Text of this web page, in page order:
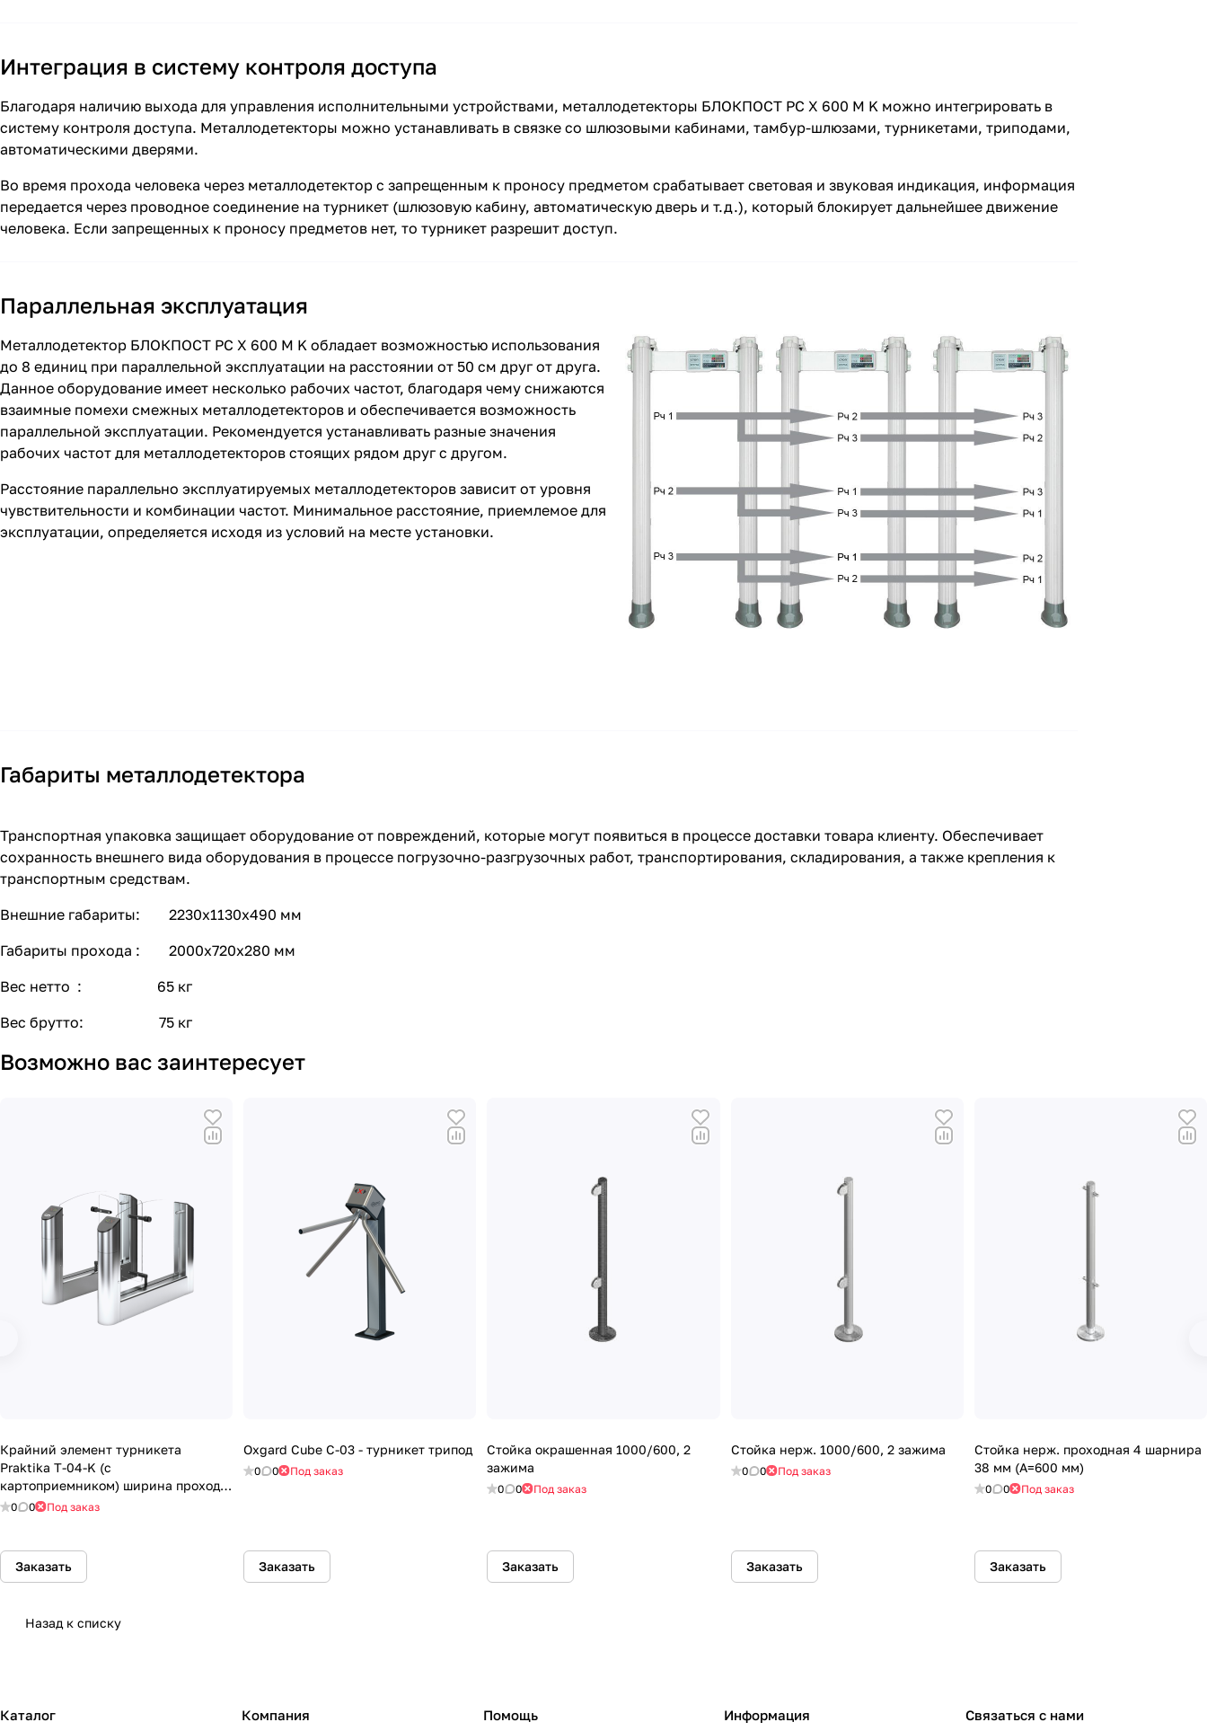
Интеграция в систему контроля доступа
Благодаря наличию выхода для управления исполнительными устройствами, металлодетекторы БЛОКПОСТ РС X 600 М K можно интегрировать в
систему контроля доступа. Металлодетекторы можно устанавливать в связке со шлюзовыми кабинами, тамбур-шлюзами, турникетами, триподами,
автоматическими дверями.
Во время прохода человека через металлодетектор с запрещенным к проносу предметом срабатывает световая и звуковая индикация, информация
передается через проводное соединение на турникет (шлюзовую кабину, автоматическую дверь и т.д.), который блокирует дальнейшее движение
человека. Если запрещенных к проносу предметов нет, то турникет разрешит доступ.
Параллельная эксплуатация
Металлодетектор БЛОКПОСТ РС X 600 М K обладает возможностью использования
до 8 единиц при параллельной эксплуатации на расстоянии от 50 см друг от друга.
Данное оборудование имеет несколько рабочих частот, благодаря чему снижаются
взаимные помехи смежных металлодетекторов и обеспечивается возможность
параллельной эксплуатации. Рекомендуется устанавливать разные значения
рабочих частот для металлодетекторов стоящих рядом друг с другом.
Расстояние параллельно эксплуатируемых металлодетекторов зависит от уровня
чувствительности и комбинации частот. Минимальное расстояние, приемлемое для
эксплуатации, определяется исходя из условий на месте установки.
Габариты металлодетектора
Транспортная упаковка защищает оборудование от повреждений, которые могут появиться в процессе доставки товара клиенту. Обеспечивает
сохранность внешнего вида оборудования в процессе погрузочно-разгрузочных работ, транспортирования, складирования, а также крепления к
транспортным средствам.
Внешние габариты: 2230х1130х490 мм
Габариты прохода : 2000х720х280 мм
Вес нетто : 65 кг
Вес брутто: 75 кг
Возможно вас заинтересует
Крайний элемент турникета
Praktika Т-04-K (с
картоприемником) ширина прохода
900 мм
0 0 Под заказ
Заказать
Oxgard Cube C-03 - турникет трипод
0 0 Под заказ
Заказать
Стойка окрашенная 1000/600, 2
зажима
0 0 Под заказ
Заказать
Стойка нерж. 1000/600, 2 зажима
0 0 Под заказ
Заказать
Стойка нерж. проходная 4 шарнира
38 мм (А=600 мм)
0 0 Под заказ
Заказать
Назад к списку
Каталог Компания Помощь Информация Связаться с нами